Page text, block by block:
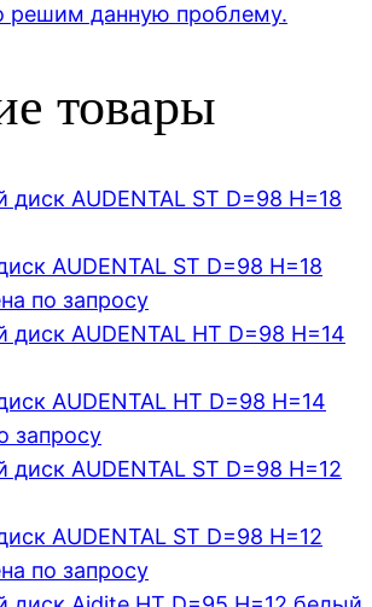
решим данную проблему.
товары
AUDENTAL ST D=98 H=18
по запросу
AUDENTAL HT D=98 H=14
запросу
AUDENTAL ST D=98 H=12
по запросу